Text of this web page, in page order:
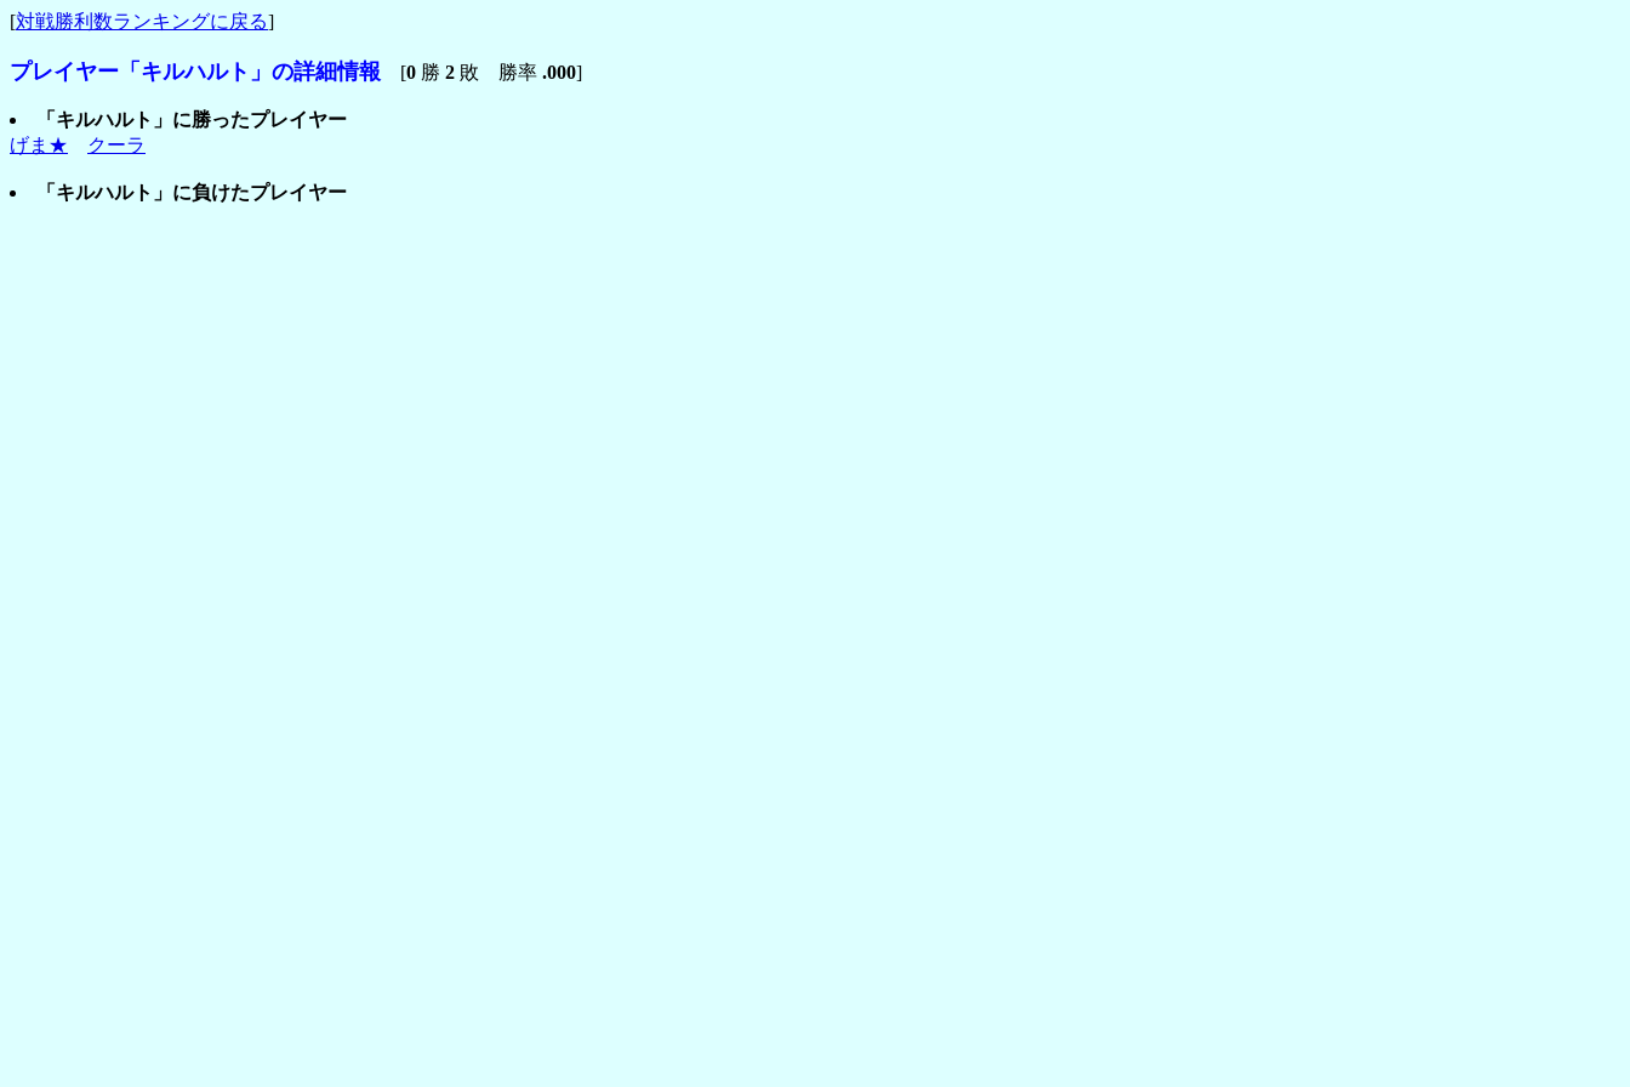
[対戦勝利数ランキングに戻る]
プレイヤー「キルハルト」の詳細情報 [0 勝 2 敗 勝率 .000]
「キルハルト」に勝ったプレイヤー
げま★
クーラ
「キルハルト」に負けたプレイヤー